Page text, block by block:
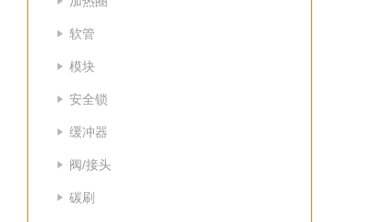
软管
模块
安全锁
缓冲器
阀/接头
碳刷